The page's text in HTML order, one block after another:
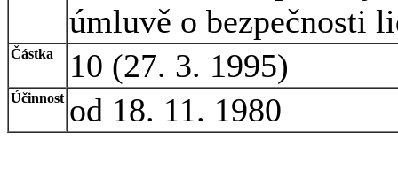
úmluvě o bezpečnosti
Částka 10 (27. 3. 1995)
Účinnost od 18. 11. 1980